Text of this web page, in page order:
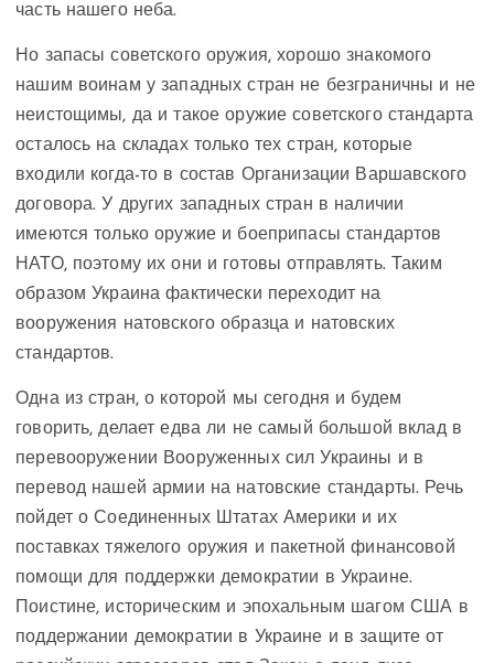
часть нашего неба.
Но запасы советского оружия, хорошо знакомого
нашим воинам у западных стран не безграничны и не
неистощимы, да и такое оружие советского стандарта
осталось на складах только тех стран, которые
входили когда-то в состав Организации Варшавского
договора. У других западных стран в наличии
имеются только оружие и боеприпасы стандартов
НАТО, поэтому их они и готовы отправлять. Таким
образом Украина фактически переходит на
вооружения натовского образца и натовских
стандартов.
Одна из стран, о которой мы сегодня и будем
говорить, делает едва ли не самый большой вклад в
перевооружении Вооруженных сил Украины и в
перевод нашей армии на натовские стандарты. Речь
пойдет о Соединенных Штатах Америки и их
поставках тяжелого оружия и пакетной финансовой
помощи для поддержки демократии в Украине.
Поистине, историческим и эпохальным шагом США в
поддержании демократии в Украине и в защите от